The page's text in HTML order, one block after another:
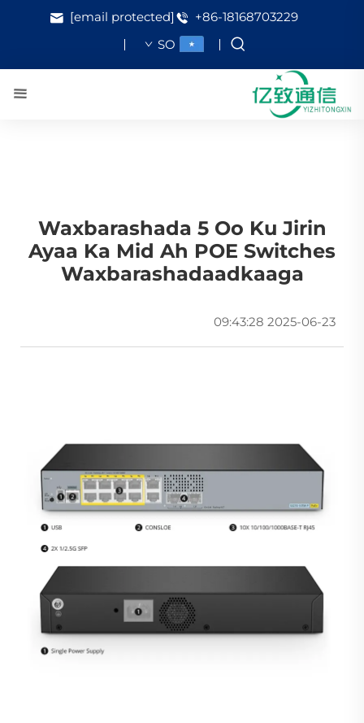
+86-18168703229
[email protected]
SO
Waxbarashada 5 Oo Ku Jirin
Ayaa Ka Mid Ah POE Switches
Waxbarashadaadkaaga
2025-06-23 09:43:28